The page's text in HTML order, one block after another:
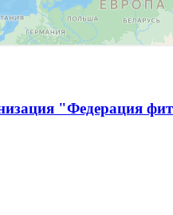
"Федерация